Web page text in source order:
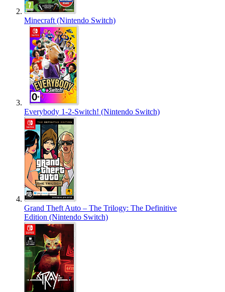
Minecraft (Nintendo Switch)
Everybody 1-2-Switch! (Nintendo Switch)
Grand Theft Auto – The Trilogy: The Definitive
Edition (Nintendo Switch)